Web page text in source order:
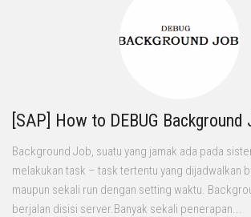
[SAP] How to DEBUG Background
Background Job, suatu yang jamak ada pada
melakukan task – task tertentu yang dijadwalkan
maupun sekali run dengan setting waktu.
berjalan disisi server.Banyak sekali penerapan...